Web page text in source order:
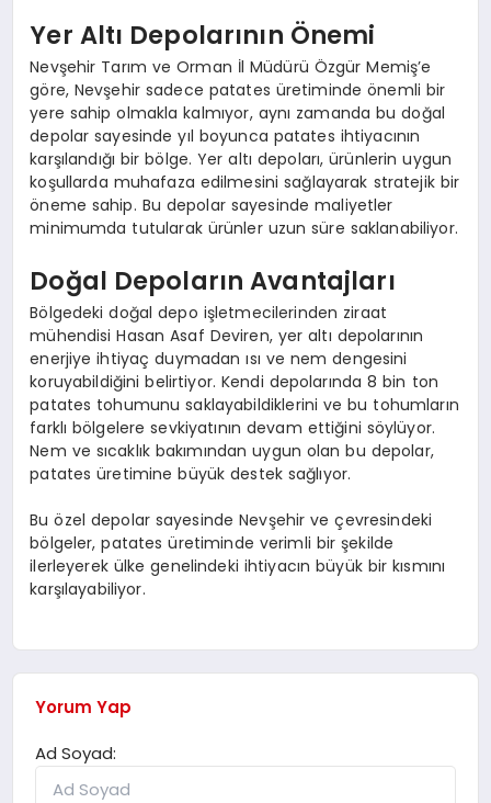
Yer Altı Depolarının Önemi
Nevşehir Tarım ve Orman İl Müdürü Özgür Memiş’e
göre, Nevşehir sadece patates üretiminde önemli bir
yere sahip olmakla kalmıyor, aynı zamanda bu doğal
depolar sayesinde yıl boyunca patates ihtiyacının
karşılandığı bir bölge. Yer altı depoları, ürünlerin uygun
koşullarda muhafaza edilmesini sağlayarak stratejik bir
öneme sahip. Bu depolar sayesinde maliyetler
minimumda tutularak ürünler uzun süre saklanabiliyor.
Doğal Depoların Avantajları
Bölgedeki doğal depo işletmecilerinden ziraat
mühendisi Hasan Asaf Deviren, yer altı depolarının
enerjiye ihtiyaç duymadan ısı ve nem dengesini
koruyabildiğini belirtiyor. Kendi depolarında 8 bin ton
patates tohumunu saklayabildiklerini ve bu tohumların
farklı bölgelere sevkiyatının devam ettiğini söylüyor.
Nem ve sıcaklık bakımından uygun olan bu depolar,
patates üretimine büyük destek sağlıyor.
Bu özel depolar sayesinde Nevşehir ve çevresindeki
bölgeler, patates üretiminde verimli bir şekilde
ilerleyerek ülke genelindeki ihtiyacın büyük bir kısmını
karşılayabiliyor.
Yorum Yap
Ad Soyad: